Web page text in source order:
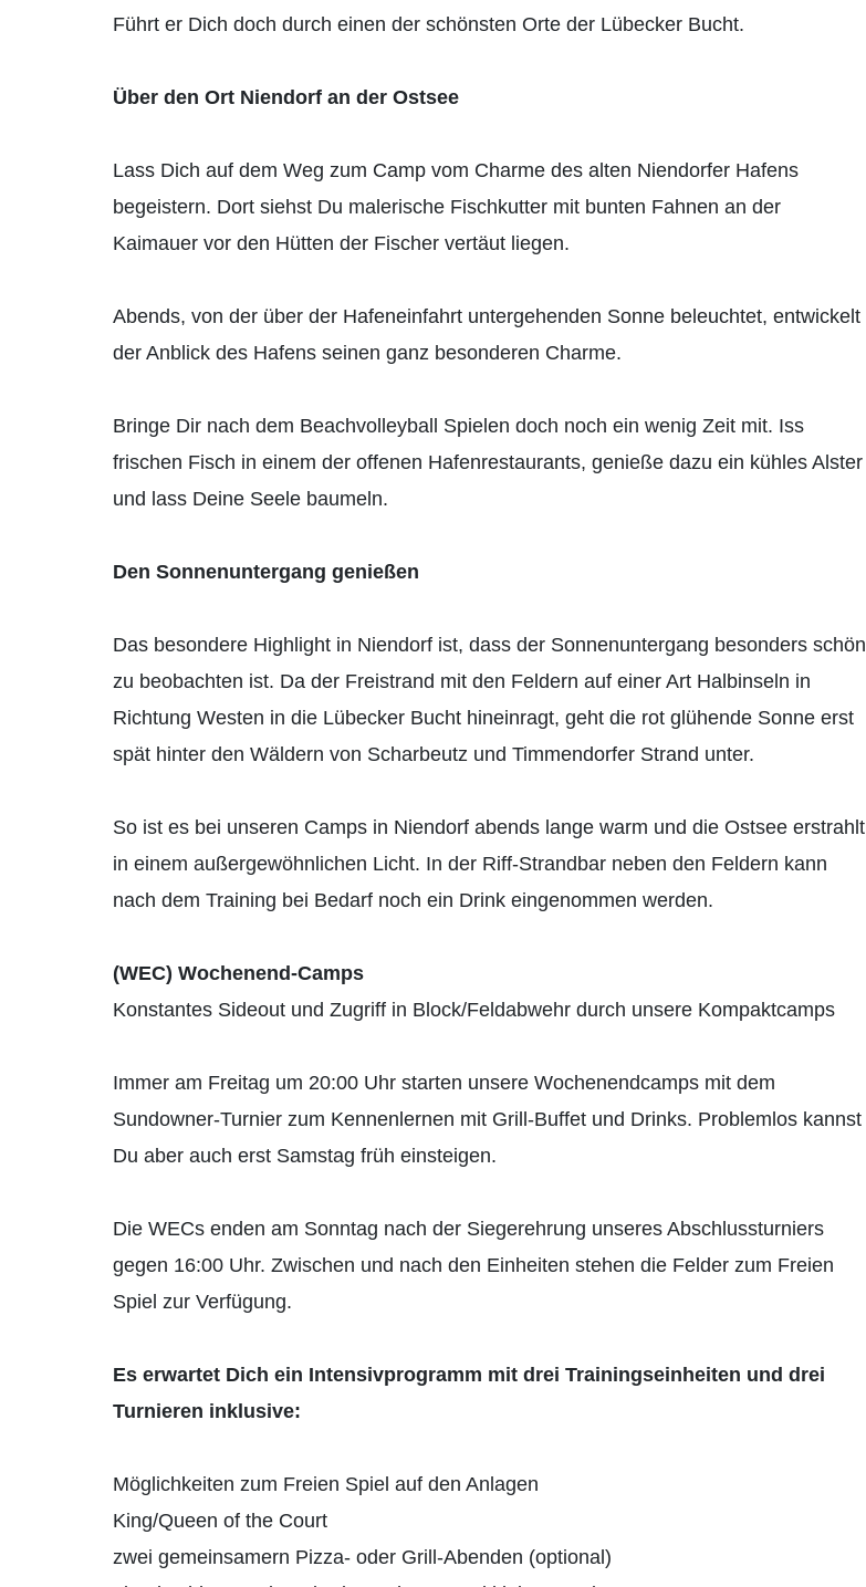
Führt er Dich doch durch einen der schönsten Orte der Lübecker Bucht.
Über den Ort Niendorf an der Ostsee
Lass Dich auf dem Weg zum Camp vom Charme des alten Niendorfer Hafens
begeistern. Dort siehst Du malerische Fischkutter mit bunten Fahnen an der
Kaimauer vor den Hütten der Fischer vertäut liegen.
Abends, von der über der Hafeneinfahrt untergehenden Sonne beleuchtet, entwickelt
der Anblick des Hafens seinen ganz besonderen Charme.
Bringe Dir nach dem Beachvolleyball Spielen doch noch ein wenig Zeit mit. Iss
frischen Fisch in einem der offenen Hafenrestaurants, genieße dazu ein kühles Alster
und lass Deine Seele baumeln.
Den Sonnenuntergang genießen
Das besondere Highlight in Niendorf ist, dass der Sonnenuntergang besonders schön
zu beobachten ist. Da der Freistrand mit den Feldern auf einer Art Halbinseln in
Richtung Westen in die Lübecker Bucht hineinragt, geht die rot glühende Sonne erst
spät hinter den Wäldern von Scharbeutz und Timmendorfer Strand unter.
So ist es bei unseren Camps in Niendorf abends lange warm und die Ostsee erstrahlt
in einem außergewöhnlichen Licht. In der Riff-Strandbar neben den Feldern kann
nach dem Training bei Bedarf noch ein Drink eingenommen werden.
(WEC) Wochenend-Camps
Konstantes Sideout und Zugriff in Block/Feldabwehr durch unsere Kompaktcamps
Immer am Freitag um 20:00 Uhr starten unsere Wochenendcamps mit dem
Sundowner-Turnier zum Kennenlernen mit Grill-Buffet und Drinks. Problemlos kannst
Du aber auch erst Samstag früh einsteigen.
Die WECs enden am Sonntag nach der Siegerehrung unseres Abschlussturniers
gegen 16:00 Uhr. Zwischen und nach den Einheiten stehen die Felder zum Freien
Spiel zur Verfügung.
Es erwartet Dich ein Intensivprogramm mit drei Trainingseinheiten und drei
Turnieren inklusive:
Möglichkeiten zum Freien Spiel auf den Anlagen
King/Queen of the Court
zwei gemeinsamern Pizza- oder Grill-Abenden (optional)